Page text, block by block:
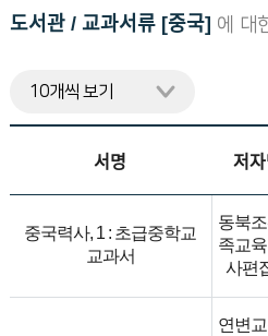
수도서관 / 교과서류 [중국] 에 대
서명 저
중국력사, 1 : 초급중학교
교과서
동북
족교
사편
연변